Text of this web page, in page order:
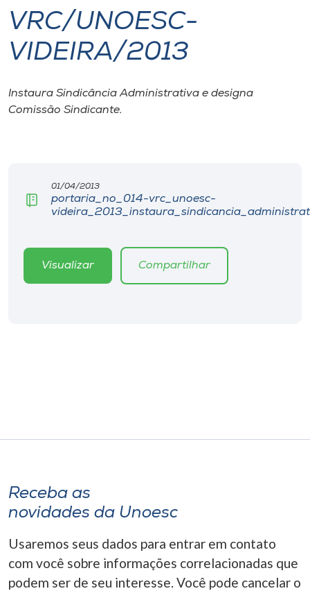
I.nova
Cultura
Biblioteca
Rádio
Selecione
A+
VRC/UNOESC-
VIDEIRA/2013
Instaura Sindicância Administrativa e designa
Comissão Sindicante.
01/04/2013
portaria_no_014-vrc_unoesc-
Visualizar Compartilhar
Receba as
novidades da Unoesc
Usaremos seus dados para entrar em contato
com você sobre informações correlacionadas que
podem ser de seu interesse. Você pode cancelar o